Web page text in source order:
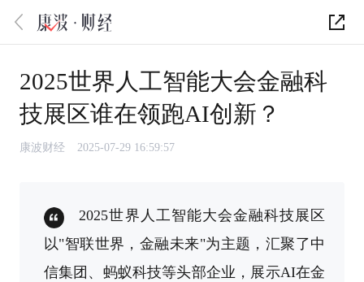
2025世界人工智能大会金融科
技展区谁在领跑AI创新？
康波财经 2025-07-29 16:59:57
2025世界人工智能大会金融科技展区
以"智联世界，金融未来"为主题，汇聚了中
信集团、蚂蚁科技等头部企业，展示AI在金